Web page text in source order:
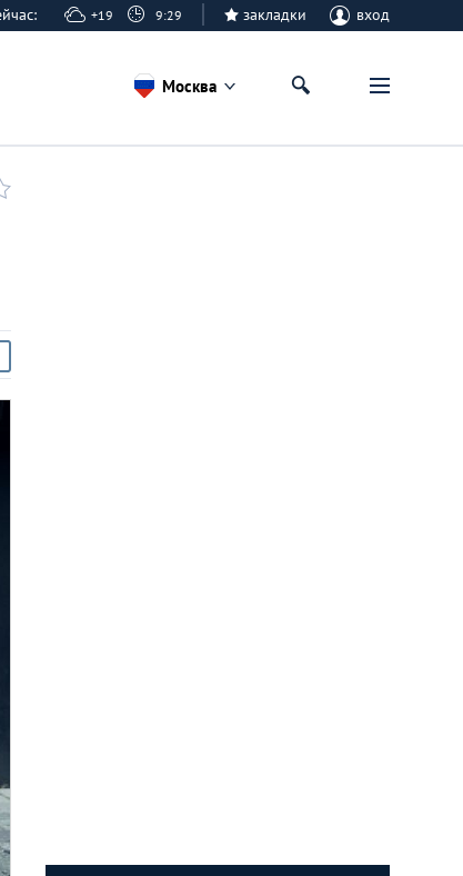
+19 9:29 закладки вход
Москва